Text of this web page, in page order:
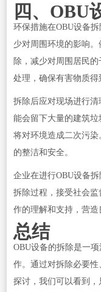
四、OBU
环保措施在OBU设备
少对周围环境的影响
除，减少对周围居民
处理，确保有害物质得
拆除后应对现场进行
能会留下大量的建筑垃
将对环境造成二次污
的整洁和安全。
企业在进行OBU设备
拆除过程，接受社会
作的理解和支持，营造
总结
OBU设备的拆除是一
作。通过对拆除必要
探讨，我们可以看到